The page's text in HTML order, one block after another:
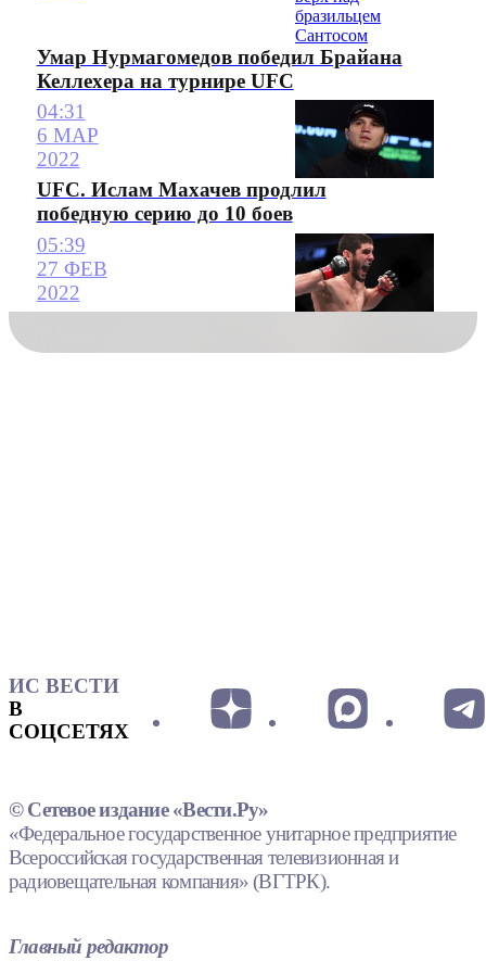
Умар Нурмагомедов победил Брайана
Келлехера на турнире UFC
04:31
6 МАР
2022
UFC. Ислам Махачев продлил
победную серию до 10 боев
05:39
27 ФЕВ
2022
ИС ВЕСТИ
В
СОЦСЕТЯХ
© Сетевое издание «Вести.Ру»
«Федеральное государственное унитарное предприятие
Всероссийская государственная телевизионная и
радиовещательная компания» (ВГТРК).
Главный редактор